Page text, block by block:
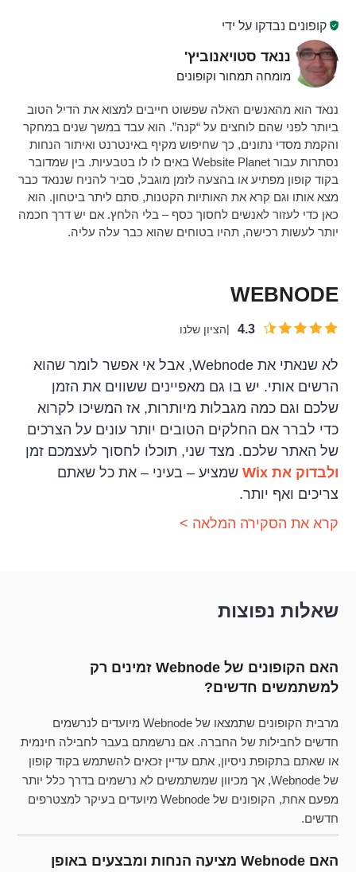
קופונים נבדקו על ידי
ננאד סטויאנוביץ'
מומחה תמחור וקופונים
ננאד הוא מהאנשים האלה שפשוט חייבים למצוא את הדיל הטוב
ביותר לפני שהם לוחצים על “קנה”. הוא עבד במשך שנים במחקר
והקמת מסדי נתונים, כך שחיפוש מקיף באינטרנט ואיתור הנחות
נסתרות עבור Website Planet באים לו לו בטבעיות. בין שמדובר
בקוד קופון מפתיע או בהצעה לזמן מוגבל, סביר להניח שננאד כבר
מצא אותו וגם קרא את האותיות הקטנות, סתם ליתר ביטחון. הוא
כאן כדי לעזור לאנשים לחסוך כסף – בלי הלחץ. אם יש דרך חכמה
יותר לעשות רכישה, תהיו בטוחים שהוא כבר עלה עליה.
WEBNODE
4.3 הציון שלנו
לא שנאתי את Webnode, אבל אי אפשר לומר שהוא
הרשים אותי. יש בו גם מאפיינים ששווים את הזמן
שלכם וגם כמה מגבלות מיותרות, אז המשיכו לקרוא
כדי לברר אם החלקים הטובים יותר עונים על הצרכים
של האתר שלכם. מצד שני, תוכלו לחסוך לעצמכם זמן
ולבדוק את Wix
שמציע – בעיני – את כל שאתם
צריכים ואף יותר.
קרא את הסקירה המלאה >
שאלות נפוצות
האם הקופונים של Webnode זמינים רק
למשתמשים חדשים?
מרבית הקופונים שתמצאו של Webnode מיועדים לנרשמים
חדשים לחבילות של החברה. אם נרשמתם בעבר לחבילה חינמית
או שאתם בתקופת ניסיון, אתם עדיין זכאים להשתמש בקוד קופון
של Webnode, אך מכיוון שמשתמשים לא נרשמים בדרך כלל יותר
מפעם אחת, הקופונים של Webnode מיועדים בעיקר למצטרפים
חדשים.
האם Webnode מציעה הנחות ומבצעים באופן